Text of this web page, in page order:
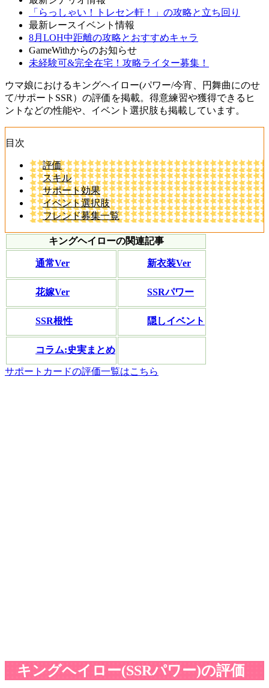
「らっしゃい！トレセン軒！」の攻略と立ち回り
最新レースイベント情報
8月LOH中距離の攻略とおすすめキャラ
GameWithからのお知らせ
未経験可&完全在宅！攻略ライター募集！
ウマ娘におけるキングヘイロー(パワー/今宵、円舞曲にのせ
て/サポートSSR）の評価を掲載。得意練習や獲得できるヒ
ントなどの性能や、イベント選択肢も掲載しています。
目次
評価
スキル
サポート効果
イベント選択肢
フレンド募集一覧
キングヘイローの関連記事
通常Ver 新衣装Ver
花嫁Ver SSRパワー
SSR根性 隠しイベント
コラム:史実まとめ
サポートカードの評価一覧はこちら
キングヘイロー(SSRパワー)の評価